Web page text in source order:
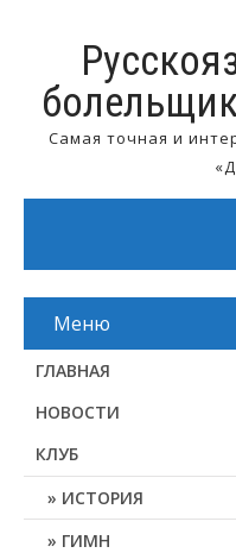
Самая точная и
Меню
ГЛАВНАЯ
НОВОСТИ
КЛУБ
ИСТОРИЯ
ГИМН